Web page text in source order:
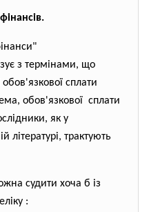
з термінами, що
обов'язкової сплати
обов'язкової сплати
як у
літературі, трактують
судити хоча б із
: